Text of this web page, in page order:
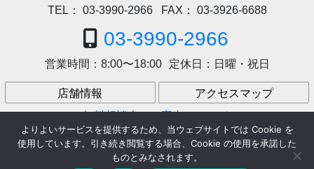
TEL： 03-3990-2966 FAX： 03-3926-6688
03-3990-2966
営業時間： 8:00〜18:00 定休日： 日曜・祝日
店舗情報
アクセスマップ
無料相談会のご案内
アクセス
よりよいサービスを提供するため、当ウェブサイトでは Cookie を
使用しています。引き続き閲覧する場合、Cookie の使用を承諾した
ものとみなされます。